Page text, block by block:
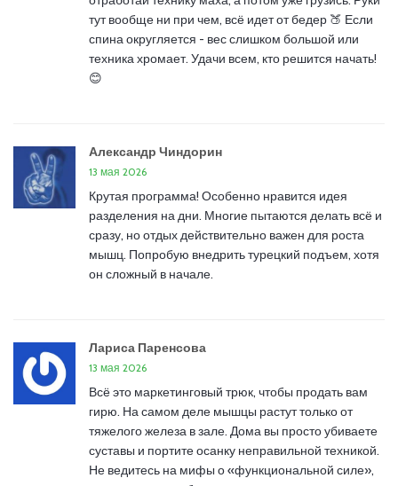
тут вообще ни при чем, всё идет от бедер 🍑 Если
спина округляется - вес слишком большой или
техника хромает. Удачи всем, кто решится начать!
😊
Александр Чиндорин
13 мая 2026
Крутая программа! Особенно нравится идея
разделения на дни. Многие пытаются делать всё и
сразу, но отдых действительно важен для роста
мышц. Попробую внедрить турецкий подъем, хотя
он сложный в начале.
Лариса Паренсова
13 мая 2026
Всё это маркетинговый трюк, чтобы продать вам
гирю. На самом деле мышцы растут только от
тяжелого железа в зале. Дома вы просто убиваете
суставы и портите осанку неправильной техникой.
Не ведитесь на мифы о «функциональной силе»,